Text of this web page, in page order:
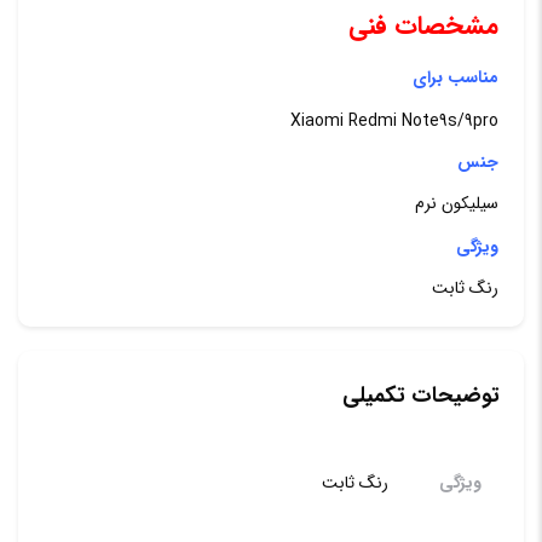
مشخصات فنی
مناسب برای
Xiaomi Redmi Note9s/9pro
جنس
سیلیکون نرم
ویژگی
رنگ ثابت
توضیحات تکمیلی
ویژگی رنگ ثابت